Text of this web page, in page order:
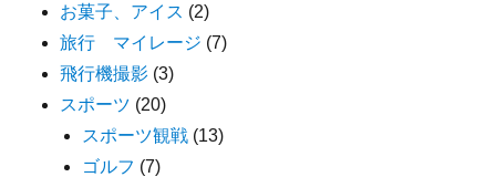
お菓子、アイス (2)
旅行 マイレージ (7)
飛行機撮影 (3)
スポーツ (20)
スポーツ観戦 (13)
ゴルフ (7)